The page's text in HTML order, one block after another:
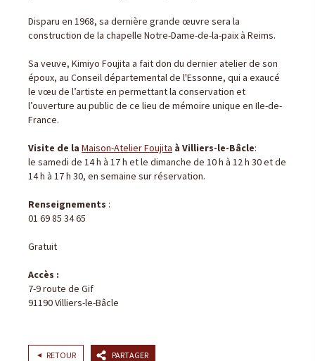
Disparu en 1968, sa dernière grande œuvre sera la
construction de la chapelle Notre-Dame-de-la-paix à Reims.
Sa veuve, Kimiyo Foujita a fait don du dernier atelier de son
époux, au Conseil départemental de l'Essonne, qui a exaucé
le vœu de l’artiste en permettant la conservation et
l’ouverture au public de ce lieu de mémoire unique en Ile-de-
France.
Visite de la Maison-Atelier Foujita à Villiers-le-Bâcle:
le samedi de 14 h à 17 h et le dimanche de 10 h à 12 h 30 et de
14 h à 17 h 30, en semaine sur réservation.
Renseignements :
01 69 85 34 65
Gratuit
Accès :
7-9 route de Gif
91190 Villiers-le-Bâcle
RETOUR PARTAGER